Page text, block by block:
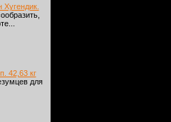
42,63 кг
для